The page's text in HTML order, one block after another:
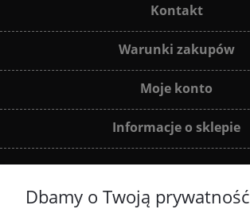
Kontakt
Warunki zakupów
Moje konto
Informacje o sklepie
Dołącz do nas:
Dbamy o Twoją prywatność